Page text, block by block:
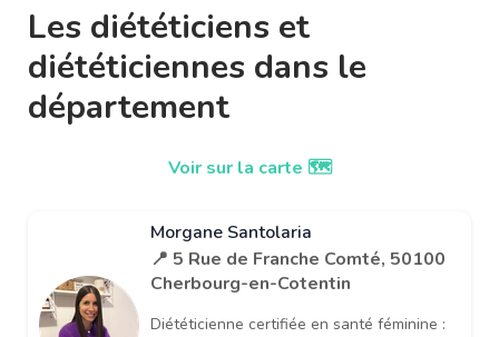
Les diététiciens et
diététiciennes dans le
département
Voir sur la carte 🗺️
Morgane Santolaria
📍 5 Rue de Franche Comté, 50100
Cherbourg-en-Cotentin
Diététicienne certifiée en santé féminine :